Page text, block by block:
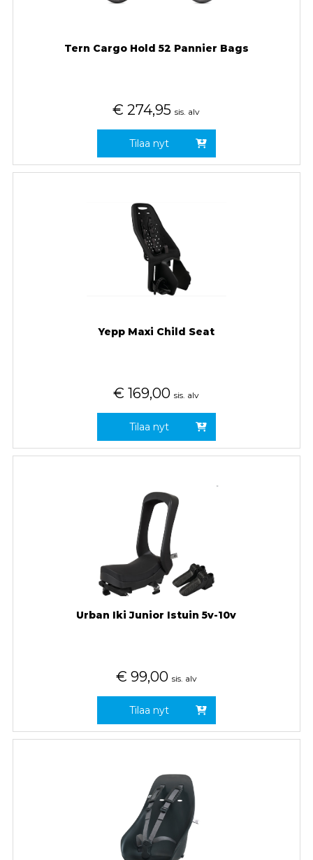
Tern Cargo Hold 52 Pannier Bags
€ 274,95 sis. alv
Tilaa nyt
Yepp Maxi Child Seat
€ 169,00 sis. alv
Tilaa nyt
Urban Iki Junior Istuin 5v-10v
€ 99,00 sis. alv
Tilaa nyt